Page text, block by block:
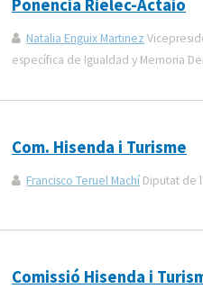
Ponencia Rielec-Actaio
Natalia Enguix Martinez
específica de Igualdad y Memoria
Com. Hisenda i Turisme
Francisco Teruel Machí Diputat de
Comissió Hisenda i